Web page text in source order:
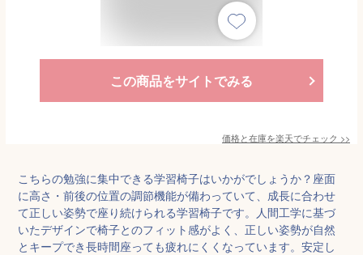
この商品をサイトでみる
価格と在庫を楽天でチェック >>
こちらの勉強に集中できる学習椅子はいかがでしょうか？座面
に高さ・前後の位置の調節機能が備わっていて、成長に合わせ
て正しい姿勢で座り続けられる学習椅子です。人間工学に基づ
いたデザインで椅子とのフィット感がよく、正しい姿勢が自然
とキープでき長時間座っても疲れにくくなっています。安定し